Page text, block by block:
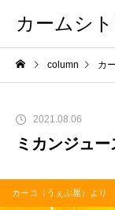
カームシ
column カ
2021.08.06
ミカンジュー
カーコ（うぇぶ屋）より